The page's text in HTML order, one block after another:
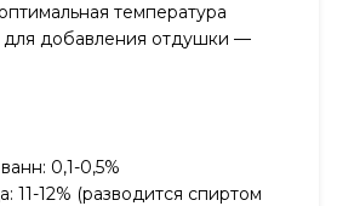
температура
добавления отдушки —
0,1-0,5%
11-12% (разводится спиртом